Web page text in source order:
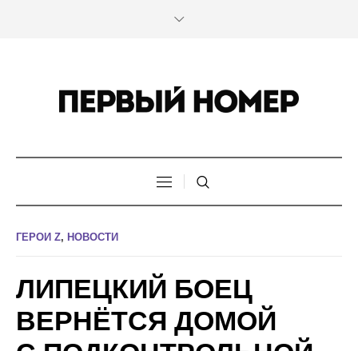
ГЕРОИ Z, НОВОСТИ
ЛИПЕЦКИЙ БОЕЦ
ВЕРНЁТСЯ ДОМОЙ